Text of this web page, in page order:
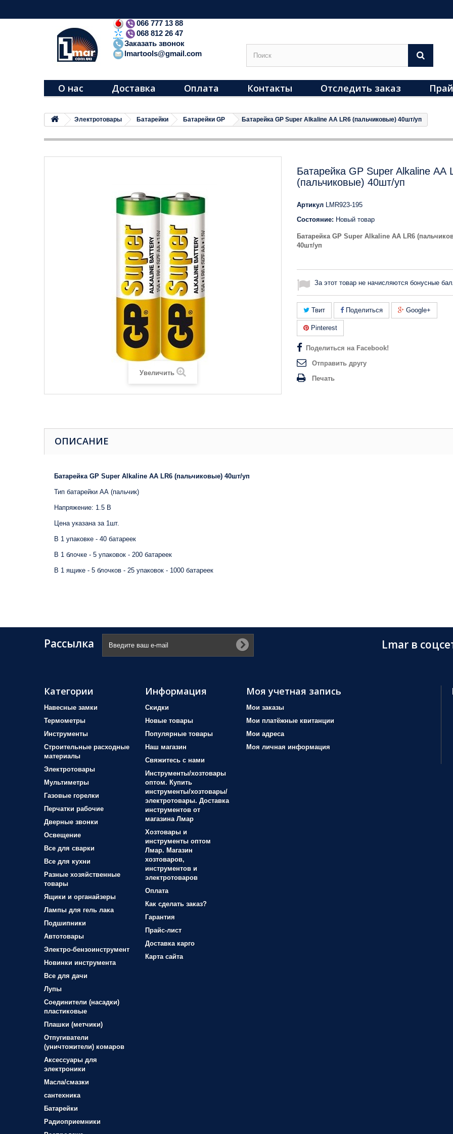
066 777 13 88
068 812 26 47
Заказать звонок
lmartools@gmail.com
О нас Доставка Оплата Контакты Отследить заказ
Электротовары Батарейки Батарейки GP Батарейка GP Super Alkaline АА LR6 (пальчиковые) 40шт/уп
Увеличить
Батарейка GP Super Alkaline АА
(пальчиковые) 40шт/уп
Артикул LMR923-195
Состояние: Новый товар
Батарейка GP Super Alkaline АА LR6
40шт/уп
За этот товар не начисляются бонусные
Твит Поделиться Google+
Pinterest
Поделиться на Facebook!
Отправить другу
Печать
ОПИСАНИЕ
Батарейка GP Super Alkaline АА LR6 (пальчиковые) 40шт/уп
Тип батарейки АА (пальчик)
Напряжение: 1.5 В
Цена указана за 1шт.
В 1 упаковке - 40 батареек
В 1 блочке - 5 упаковок - 200 батареек
В 1 ящике - 5 блочков - 25 упаковок - 1000 батареек
Рассылка Lmar в
Категории
Навесные замки
Термометры
Инструменты
Строительные расходные
материалы
Электротовары
Мультиметры
Газовые горелки
Перчатки рабочие
Дверные звонки
Освещение
Все для сварки
Все для кухни
Разные хозяйственные
товары
Ящики и органайзеры
Лампы для гель лака
Подшипники
Автотовары
Электро-бензоинструмент
Новинки инструмента
Все для дачи
Лупы
Соединители (насадки)
пластиковые
Плашки (метчики)
Отпугиватели
(уничтожители) комаров
Аксессуары для
электроники
Масла/смазки
сантехника
Батарейки
Радиоприемники
Информация
Скидки
Новые товары
Популярные товары
Наш магазин
Свяжитесь с нами
Инструменты/хозтовары
оптом. Купить
инструменты/хозтовары/
электротовары. Доставка
инструментов от
магазина Лмар
Хозтовары и
инструменты оптом
Лмар. Магазин
хозтоваров,
инструментов и
электротоваров
Оплата
Как сделать заказ?
Гарантия
Прайс-лист
Доставка карго
Карта сайта
Моя учетная запись
Мои заказы
Мои платёжные квитанции
Мои адреса
Моя личная информация